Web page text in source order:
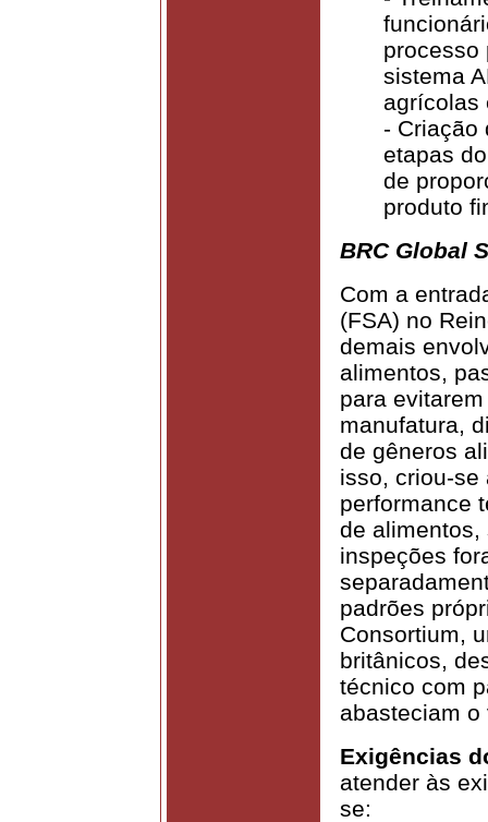
processo
sistema
agrícolas
- Criação
etapas
de
produto
BRC Global
Com a
(FSA) no
demais
alimentos,
para
manufatura,
de gêneros
isso, criou-se
performance
de alimentos,
inspeções
padrões
Consortium,
britânicos,
técnico com
abasteciam
Exigências
atender às
se: